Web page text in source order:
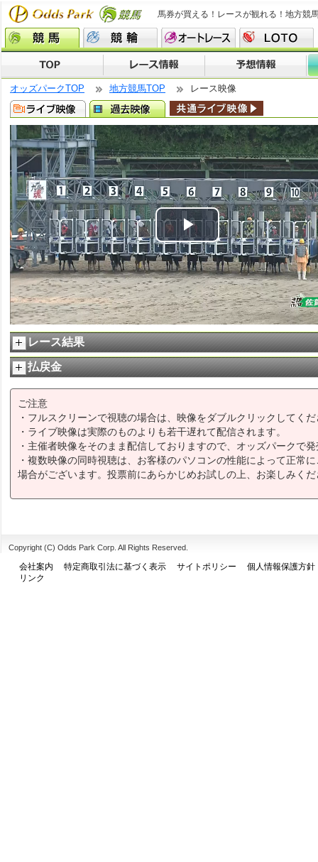
馬券が買える！レースが観れる！地方競
オッズパークTOP 地方競馬TOP レース映像
Play
Video
レース結果
払戻金
ご注意
・フルスクリーンで視聴の場合は、映像をダブルクリックしてく
・ライブ映像は実際のものよりも若干遅れて配信されます。
・主催者映像をそのまま配信しておりますので、オッズパークで
・複数映像の同時視聴は、お客様のパソコンの性能によって正常
場合がございます。投票前にあらかじめお試しの上、お楽しみく
Copyright (C) Odds Park Corp. All Rights Reserved.
会社案内 特定商取引法に基づく表示 サイトポリシー
個人情報保護方針
リンク